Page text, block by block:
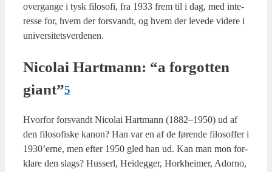
over­gan­ge i tysk filo­so­fi, fra 1933 frem til i dag, med inte­
res­se for, hvem der for­svandt, og hvem der leve­de vide­re i
uni­ver­si­tets­ver­de­nen.
Nico­lai Hart­mann: “a for­got­ten
giant”5
Hvor­for for­svandt Nico­lai Hart­mann (1882–1950) ud af
den filo­so­fi­ske kanon? Han var en af de før­en­de filo­sof­fer i
1930’erne, men efter 1950 gled han ud. Kan man mon for­
kla­re den slags? Hus­serl, Hei­deg­ger, Hor­k­hei­mer, Ador­no,